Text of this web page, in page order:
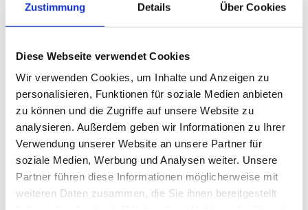
Zustimmung Details Über Cookies
Diese Webseite verwendet Cookies
Wir verwenden Cookies, um Inhalte und Anzeigen zu
personalisieren, Funktionen für soziale Medien anbieten
zu können und die Zugriffe auf unsere Website zu
analysieren. Außerdem geben wir Informationen zu Ihrer
Verwendung unserer Website an unsere Partner für
soziale Medien, Werbung und Analysen weiter. Unsere
Partner führen diese Informationen möglicherweise mit
weiteren Daten zusammen, die Sie ihnen bereitgestellt
sehr großes gesellschaftliches Problem. Besonders ausgeprägt
ist diese Einschätzung in Brandenburg (83 Prozent) und dem
und Nikotinprodukten als besonders problematisch (49 Prozent)
– noch vor der Schwarzarbeit (47 Prozent), die laut
Bundesregierung einen wirtschaftlichen Schaden von etwa 766
Millionen Euro verursacht.
Kritik an behördlichem Vorgehen
48 Prozent aller Befragten bewerten die bisherigen behördlichen
Maßnahmen zur Schwarzmarkt-Bekämpfung als unzureichend.